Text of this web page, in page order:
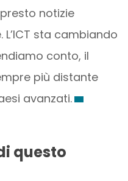
notizie
sta cambiando
conto, il
più distante
avanzati.
questo